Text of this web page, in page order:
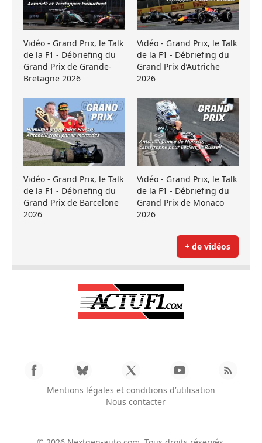
Vidéo - Grand Prix, le Talk
de la F1 - Débriefing du
Grand Prix de Grande-
Bretagne 2026
Vidéo - Grand Prix, le Talk
de la F1 - Débriefing du
Grand Prix d’Autriche
2026
Vidéo - Grand Prix, le Talk
de la F1 - Débriefing du
Grand Prix de Barcelone
2026
Vidéo - Grand Prix, le Talk
de la F1 - Débriefing du
Grand Prix de Monaco
2026
+ de vidéos
Mentions légales et conditions d’utilisation
Nous contacter